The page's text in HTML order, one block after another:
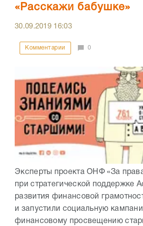
«Расскажи бабушке»
30.09.2019 16:03
Комментарии 0
Эксперты проекта ОНФ «За
при стратегической поддержке
развития финансовой
и запустили социальную
финансовому просвещению